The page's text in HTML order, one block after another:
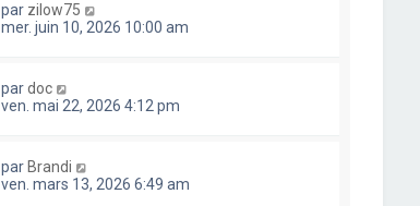
par zilow75
mer. juin 10, 2026 10:00 am
pardoc
ven. mai 22, 2026 4:12 pm
par Brandi
ven. mars 13, 2026 6:49 am